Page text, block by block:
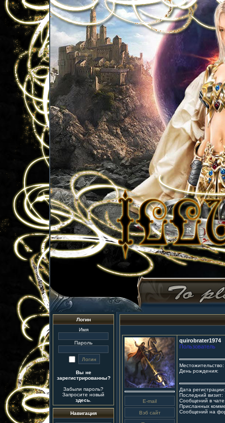
Логин
Имя
Пароль
Вы не
зарегистрированны?
Забыли пароль?
Запросите новый
здесь.
Навигация
quirobrater1974
Пользователь
Местожительство:
День рождения:
Дата регистрации:
Последний визит:
Сообщений в
Присланных
Сообщений на